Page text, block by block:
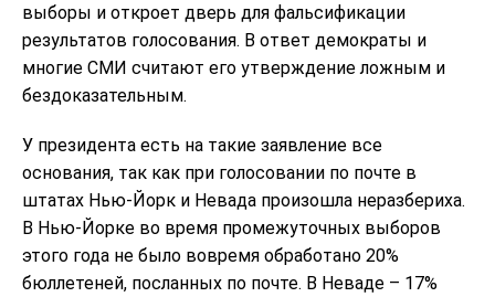
выборы и откроет дверь для фальсификации
результатов голосования. В ответ демократы и
многие СМИ считают его утверждение ложным и
бездоказательным.
У президента есть на такие заявление все
основания, так как при голосовании по почте в
штатах Нью-Йорк и Невада произошла неразбериха.
В Нью-Йорке во время промежуточных выборов
этого года не было вовремя обработано 20%
бюллетеней, посланных по почте. В Неваде – 17%